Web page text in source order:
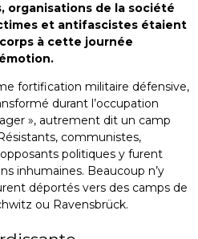
organisations de la société
et antifascistes étaient
à cette journée
fortification militaire défensive,
durant l’occupation
», autrement dit un camp
communistes,
politiques y furent
inhumaines. Beaucoup n’y
déportés vers des camps de
ou Ravensbrück.